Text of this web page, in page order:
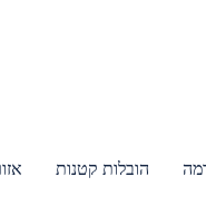
הובלות קטנות